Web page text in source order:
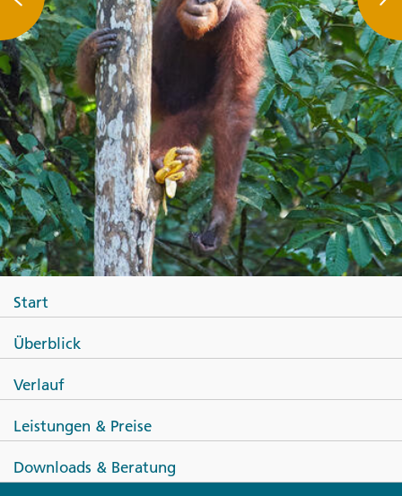
Start
Überblick
Verlauf
Leistungen & Preise
Downloads & Beratung